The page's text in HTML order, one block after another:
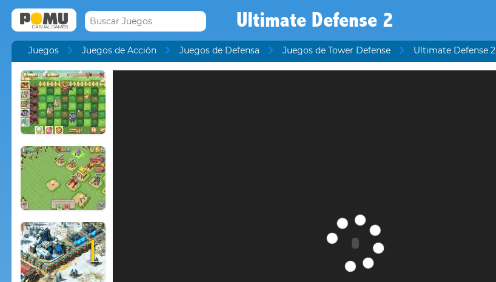
Ultimate Defense 2
Juegos Juegos de Acción Juegos de Defensa Juegos de Tower Defense Ultimate Defense 2
1